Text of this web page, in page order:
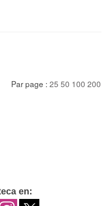
Par page : 25 50 100 200
en: